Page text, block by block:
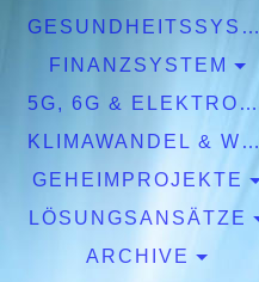
GESUNDHEITSSYSTEM
FINANZSYSTEM
5G, 6G & ELEKTROSMOG
KLIMAWANDEL & WETTER
GEHEIMPROJEKTE
LÖSUNGSANSÄTZE
ARCHIVE